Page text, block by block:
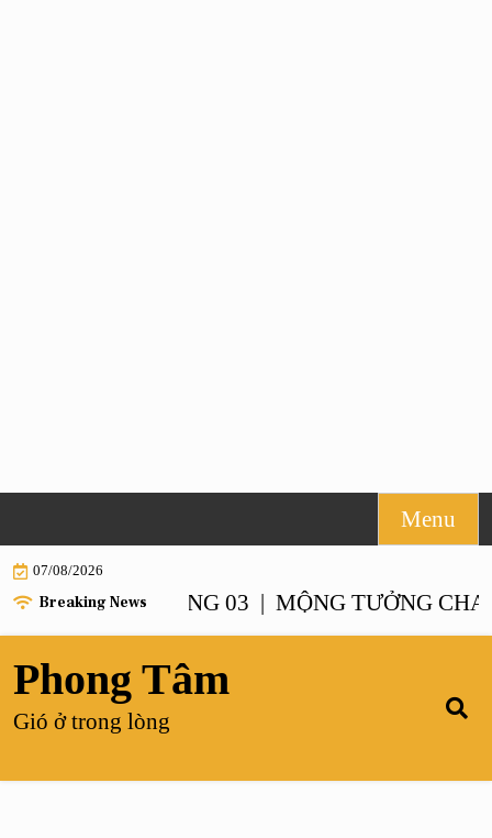
to
content
Menu
07/08/2026
Breaking News
– CHƯƠNG 03 | MỘNG TƯỞNG CHANH
Phong Tâm
Gió ở trong lòng